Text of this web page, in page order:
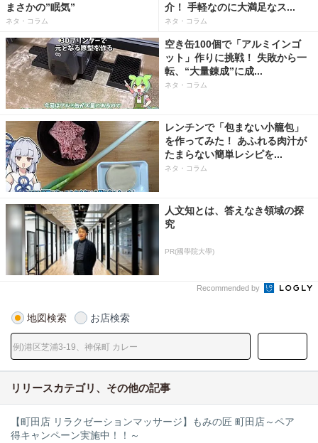
まさかの”眠気”
ネタ・コラム
介！ 手軽なのに大満足なス...
ネタ・コラム
空き缶100個で「アルミインゴ
ット」作りに挑戦！ 失敗から一
転、“大量錬成”に成...
ネタ・コラム
レンチンで「包まない小籠包」
を作ってみた！ あふれる肉汁が
たまらない簡単レシピを...
ネタ・コラム
人文知とは、答えなき領域の探
究
PR(國學院大學)
Recommended by
地図検索 お店検索
リリースカテゴリ、その他の記事
【町田店 リラクゼーションマッサージ】もみの匠 町田店～ペア
得キャンペーン実施中！！～